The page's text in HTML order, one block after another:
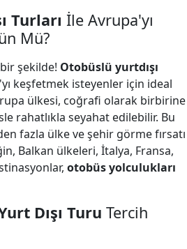
Turları İle Avrupa'yı
Mü?
şekilde! Otobüslü yurtdışı
keşfetmek isteyenler için ideal
ülkesi, coğrafi olarak birbirine
rahatlıkla seyahat edilebilir. Bu
fazla ülke ve şehir görme fırsatı
Balkan ülkeleri, İtalya, Fransa,
otobüs yolculukları
Dışı Turu Tercih